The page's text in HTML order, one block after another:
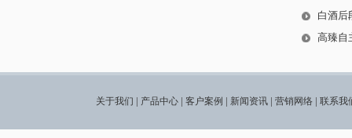
白酒后
高臻自
关于我们 | 产品中心 | 客户案例 | 新闻资讯 | 营销网络 | 联系我